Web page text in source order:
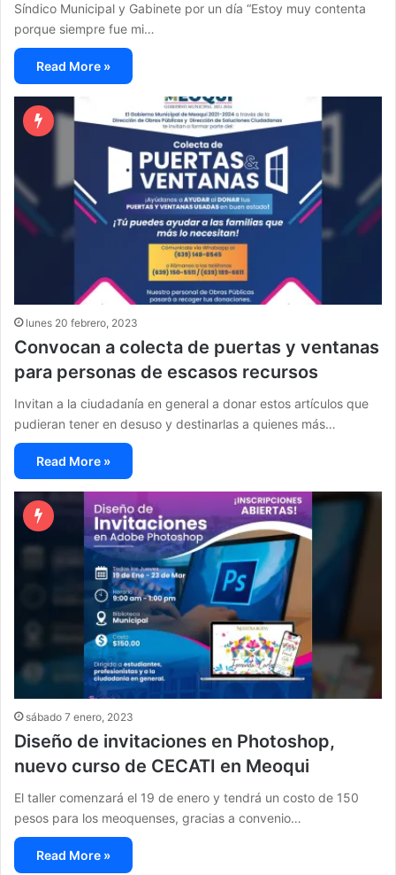
Síndico Municipal y Gabinete por un día “Estoy muy contenta
porque siempre fue mi…
Read More »
lunes 20 febrero, 2023
Convocan a colecta de puertas y ventanas
para personas de escasos recursos
Invitan a la ciudadanía en general a donar estos artículos que
pudieran tener en desuso y destinarlas a quienes más…
Read More »
sábado 7 enero, 2023
Diseño de invitaciones en Photoshop,
nuevo curso de CECATI en Meoqui
El taller comenzará el 19 de enero y tendrá un costo de 150
pesos para los meoquenses, gracias a convenio…
Read More »